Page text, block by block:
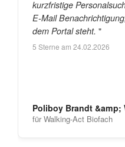
kurzfristige
E-Mail
dem Portal steht. "
5 Sterne am 24.02.2026
Poliboy Brandt &amp;
für Walking-Act Biofach